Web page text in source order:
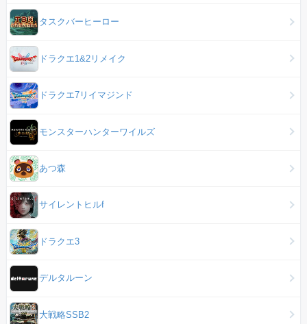
タスクバーヒーロー
ドラクエ1&2リメイク
ドラクエ7リイマジンド
モンスターハンターワイルズ
あつ森
サイレントヒルf
ドラクエ3
デルタルーン
大戦略SSB2